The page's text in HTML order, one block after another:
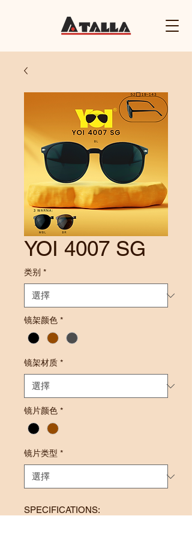
YOI 4007 SG
类别 *
镜架颜色 *
镜架材质 *
镜片颜色 *
镜片类型 *
SPECIFICATIONS: